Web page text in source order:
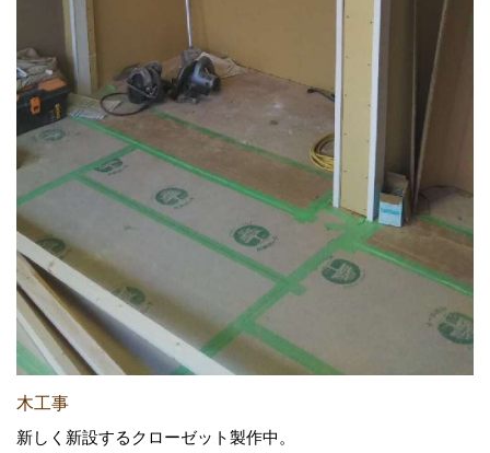
木工事
新しく新設するクローゼット製作中。